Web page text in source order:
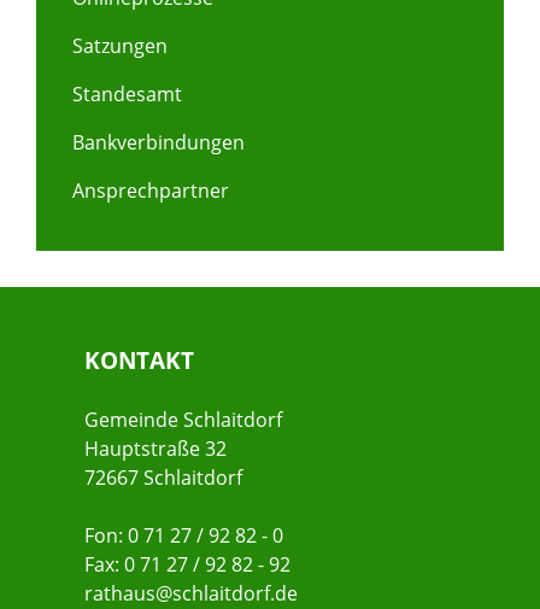
Satzungen
Standesamt
Bankverbindungen
Ansprechpartner
KONTAKT
Gemeinde Schlaitdorf
Hauptstraße 32
72667 Schlaitdorf
Fon: 0 71 27 / 92 82 - 0
Fax: 0 71 27 / 92 82 - 92
rathaus@schlaitdorf.de